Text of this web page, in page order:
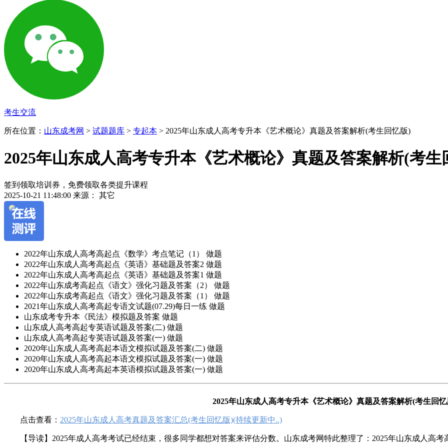
考生交流
所在位置： 山东成考网 > 试题题库 > 专起本 > 2025年山东成人高考专升本《艺术概论》真题及答案解析(考生回忆版)
2025年山东成人高考专升本《艺术概论》真题及答案解析(考生
签到领取培训券，免费领取各类提升课程
2025-10-21 11:48:00 来源： 其它
2022年山东成人高考高起点《数学》考点笔记（1）
做题
2022年山东成人高考高起点《英语》基础题及答案2 做题
2022年山东成人高考高起点《英语》基础题及答案1 做题
2022年山东成考高起点《语文》强化习题及答案（2）
做题
2022年山东成考高起点《语文》强化习题及答案（1）
做题
2021年山东成人高考高起专语文试题(07.29)每日一练 做题
山东成考专升本《民法》模拟题及答案 做题
山东成人高考高起专英语试题及答案(二) 做题
山东成人高考高起专英语试题及答案(一) 做题
2020年山东成人高考高起本语文模拟试题及答案(二) 做题
2020年山东成人高考高起本语文模拟试题及答案(一) 做题
2020年山东成人高考高起本英语模拟试题及答案(一) 做题
2025年山东成人高考专升本《艺术概论》真题及答案解析(考生回
点击查看： 2025年山东成人高考真题及答案汇总(考生回忆版)(持续更新中..)
【导读】2025年成人高考考试已经结束，很多同学都想对答案来评估分数。山东成考网特此整理了：2025年山东成人高考